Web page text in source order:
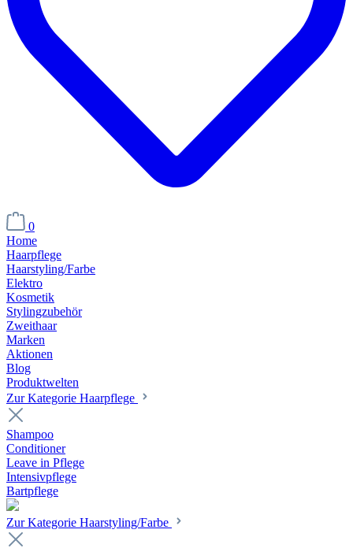
0
Home
Haarpflege
Haarstyling/Farbe
Elektro
Kosmetik
Stylingzubehör
Zweithaar
Marken
Aktionen
Blog
Produktwelten
Zur Kategorie Haarpflege
Shampoo
Conditioner
Leave in Pflege
Intensivpflege
Bartpflege
Zur Kategorie Haarstyling/Farbe